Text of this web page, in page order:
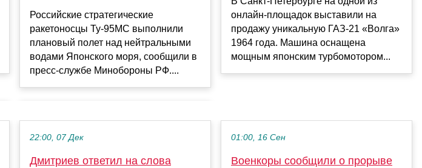
Российские стратегические
ракетоносцы Ту-95МС выполнили
плановый полет над нейтральными
водами Японского моря, сообщили в
пресс-службе Минобороны РФ....
онлайн-площадок выставили на
продажу уникальную ГАЗ-21 «Волга»
1964 года. Машина оснащена
мощным японским турбомотором...
22:00, 07 Дек
Дмитриев ответил на слова
01:00, 16 Сен
Военкоры сообщили о прорыве